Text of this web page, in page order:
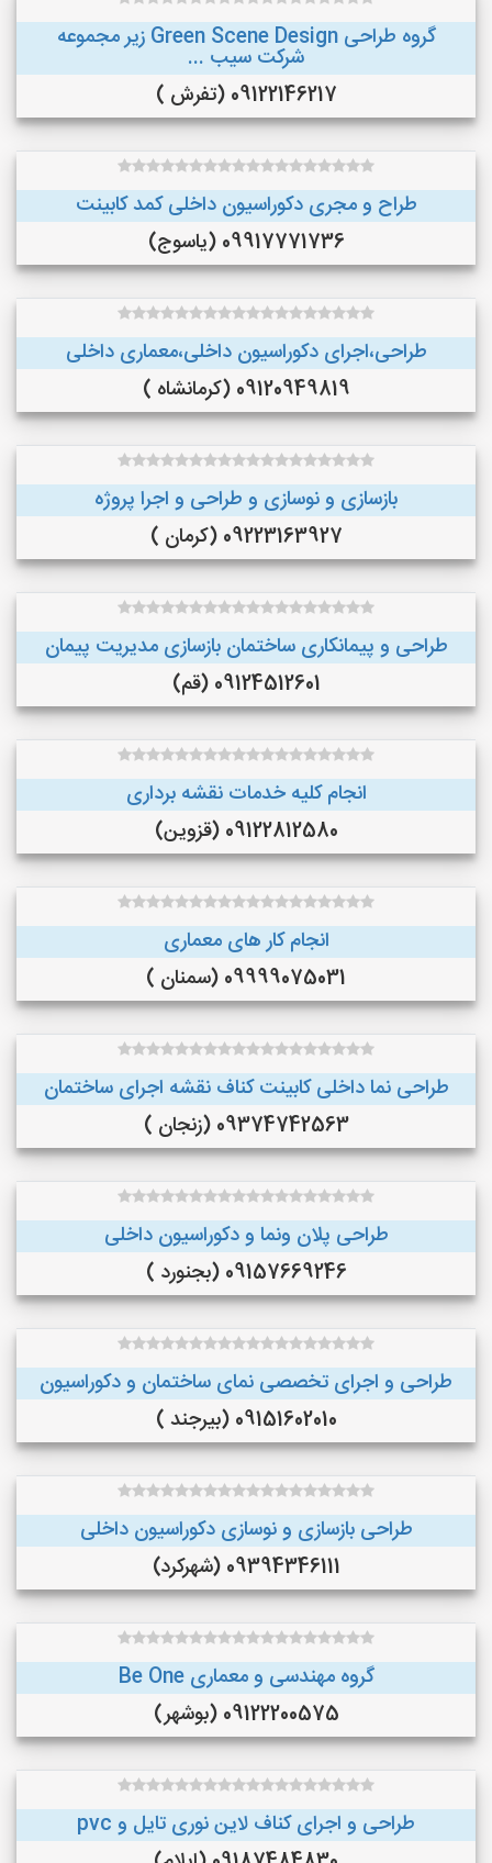
گروه طراحی Green Scene Design زیر مجموعه
شرکت سیب ...
09122146217 (تفرش )
طراح و مجری دکوراسیون داخلی کمد کابینت
09917771736 (یاسوج)
طراحی،اجرای دکوراسیون داخلی،معماری داخلی
09120949819 (کرمانشاه )
بازسازی و نوسازی و طراحی و اجرا پروژه
09223163927 (کرمان )
طراحی و پیمانکاری ساختمان بازسازی مدیریت پیمان
09124512601 (قم)
انجام کلیه خدمات نقشه برداری
09122812580 (قزوین)
انجام کار های معماری
09999075031 (سمنان )
طراحی نما داخلی کابینت کناف نقشه اجرای ساختمان
09374742563 (زنجان )
طراحی پلان ونما و دکوراسیون داخلی
09157669246 (بجنورد )
طراحی و اجرای تخصصی نمای ساختمان و دکوراسیون
09151602010 (بیرجند )
طراحی بازسازی و نوسازی دکوراسیون داخلی
09394346111 (شهرکرد)
گروه مهندسی و معماری Be One
09122200575 (بوشهر)
طراحی و اجرای کناف لاین نوری تایل و pvc